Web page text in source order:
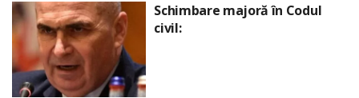
Schimbare majoră în Codul
civil: